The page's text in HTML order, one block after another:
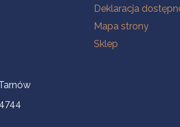
Deklaracja
Mapa strony
Sklep